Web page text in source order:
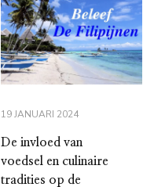
19 JANUARI 2024
De invloed van
voedsel en culinaire
tradities op de